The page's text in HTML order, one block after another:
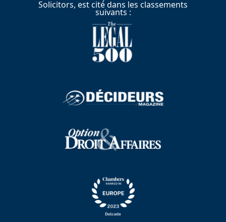
Solicitors, est cité dans les classements
suivants :